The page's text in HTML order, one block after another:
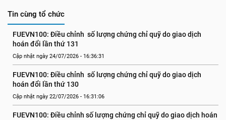
Tin cùng tổ chức
FUEVN100: Điều chỉnh  số lượng chứng chỉ quỹ do giao dịch
hoán đổi lần thứ 131
Cập nhật ngày 24/07/2026 - 16:36:31
FUEVN100: Điều chỉnh  số lượng chứng chỉ quỹ do giao dịch
hoán đổi lần thứ 130
Cập nhật ngày 22/07/2026 - 16:31:06
FUEVN100: Điều chỉnh số lượng chứng chỉ quỹ do giao dịch hoán